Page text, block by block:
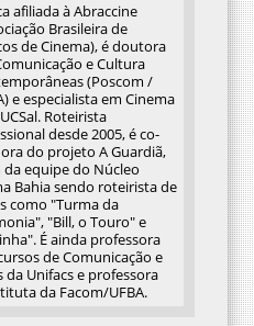
afiliada à Abraccine
Brasileira de
de Cinema), é doutora
e Cultura
(Poscom /
e especialista em Cinema
Roteirista
desde 2005, é co-
do projeto A Guardiã,
da equipe do Núcleo
Bahia sendo roteirista de
como "Turma da
"Bill, o Touro" e
É ainda professora
de Comunicação e
da Unifacs e professora
da Facom/UFBA.